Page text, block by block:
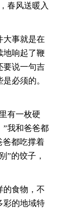
春风送暖入
大事就是在
地响起了鞭
要说一句吉
必须的。
有一枚硬
”我和爸爸都
爸都吃撑着
”的饺子，
的食物，不
彩的地域特